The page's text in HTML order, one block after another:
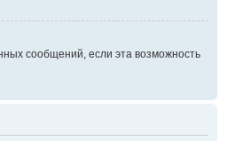
сообщений, если эта возможность